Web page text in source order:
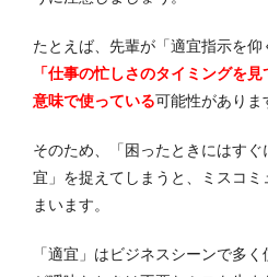
たとえば、先輩が「適宜指示を仰
「仕事の忙しさのタイミングを
意味で使っている可能性がありま
そのため、「困ったときにはす
宜」を捉えてしまうと、ミスコ
まいます。
「適宜」はビジネスシーンで多